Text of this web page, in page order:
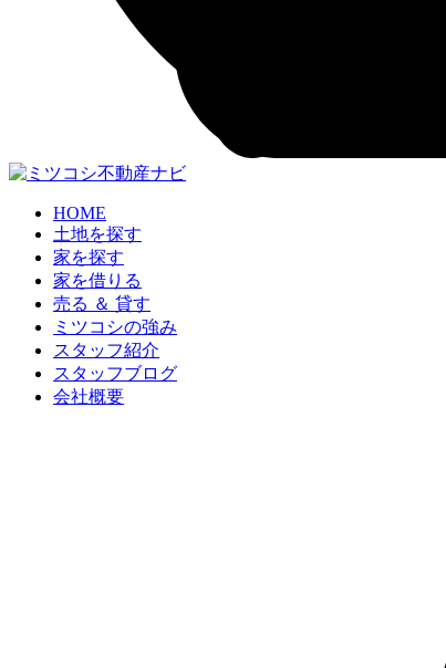
HOME
土地を探す
家を探す
家を借りる
売る ＆ 貸す
ミツコシの強み
スタッフ紹介
スタッフブログ
会社概要